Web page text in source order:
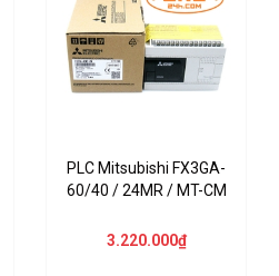
PLC Mitsubishi FX3GA-
60/40 / 24MR / MT-CM
3.220.000₫